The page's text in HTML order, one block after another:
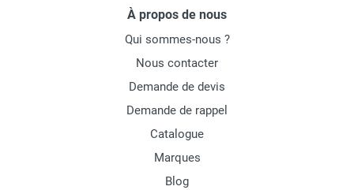
À propos de nous
Qui sommes-nous ?
Nous contacter
Demande de devis
Demande de rappel
Catalogue
Marques
Blog